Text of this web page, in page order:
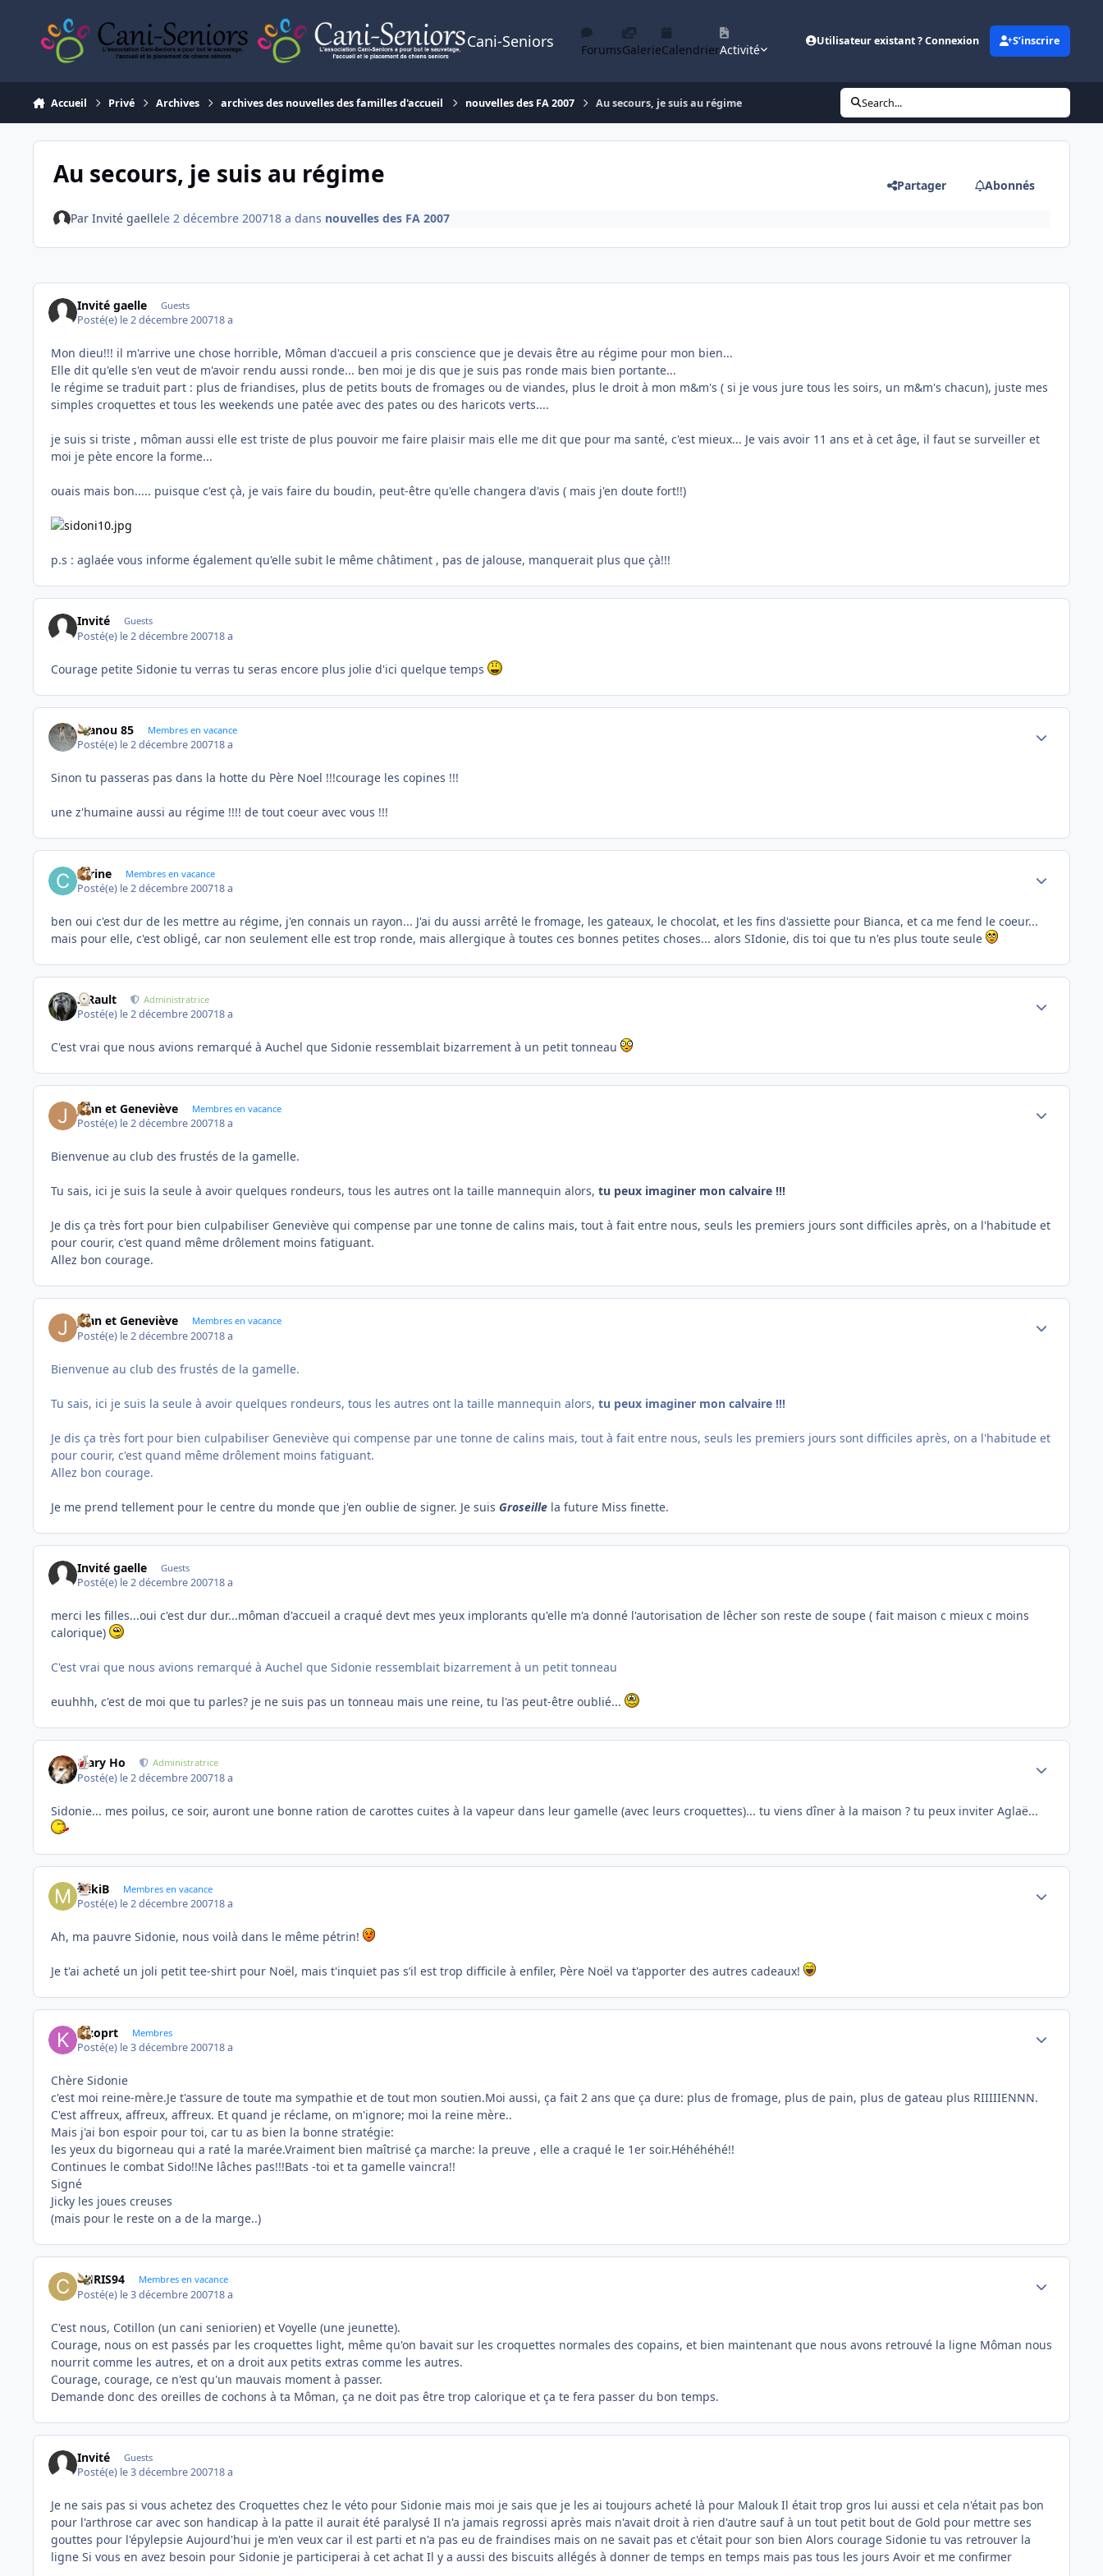
Cani-Seniors ForumsGalerieCalendrierActivité
Utilisateur existant ? Connexion S’inscrire
Accueil Privé Archives archives des nouvelles des familles d'accueil nouvelles des FA 2007 Au secours, je suis au régime Search...
Au secours, je suis au régime Partager Abonnés
Par Invité gaellele 2 décembre 200718 a dans nouvelles des FA 2007
Invité gaelle Guests
Posté(e) le 2 décembre 200718 a
Mon dieu!!! il m'arrive une chose horrible, Môman d'accueil a pris conscience que je devais être au régime pour mon bien...
Elle dit qu'elle s'en veut de m'avoir rendu aussi ronde... ben moi je dis que je suis pas ronde mais bien portante...
le régime se traduit part : plus de friandises, plus de petits bouts de fromages ou de viandes, plus le droit à mon m&m's ( si je vous jure tous les soirs, un m&m's chacun), juste mes
simples croquettes et tous les weekends une patée avec des pates ou des haricots verts....
je suis si triste , môman aussi elle est triste de plus pouvoir me faire plaisir mais elle me dit que pour ma santé, c'est mieux... Je vais avoir 11 ans et à cet âge, il faut se surveiller et
moi je pète encore la forme...
ouais mais bon..... puisque c'est çà, je vais faire du boudin, peut-être qu'elle changera d'avis ( mais j'en doute fort!!)
p.s : aglaée vous informe également qu'elle subit le même châtiment , pas de jalouse, manquerait plus que çà!!!
Invité Guests
Posté(e) le 2 décembre 200718 a
Courage petite Sidonie tu verras tu seras encore plus jolie d'ici quelque temps
manou 85 Membres en vacance
Posté(e) le 2 décembre 200718 a
Sinon tu passeras pas dans la hotte du Père Noel !!!courage les copines !!!
une z'humaine aussi au régime !!!! de tout coeur avec vous !!!
carine Membres en vacance
Posté(e) le 2 décembre 200718 a
ben oui c'est dur de les mettre au régime, j'en connais un rayon... J'ai du aussi arrêté le fromage, les gateaux, le chocolat, et les fins d'assiette pour Bianca, et ca me fend le coeur...
mais pour elle, c'est obligé, car non seulement elle est trop ronde, mais allergique à toutes ces bonnes petites choses... alors SIdonie, dis toi que tu n'es plus toute seule
S.Rault Administratrice
Posté(e) le 2 décembre 200718 a
C'est vrai que nous avions remarqué à Auchel que Sidonie ressemblait bizarrement à un petit tonneau
Jean et Geneviève Membres en vacance
Posté(e) le 2 décembre 200718 a
Bienvenue au club des frustés de la gamelle.
Tu sais, ici je suis la seule à avoir quelques rondeurs, tous les autres ont la taille mannequin alors, tu peux imaginer mon calvaire !!!
Je dis ça très fort pour bien culpabiliser Geneviève qui compense par une tonne de calins mais, tout à fait entre nous, seuls les premiers jours sont difficiles après, on a l'habitude et
pour courir, c'est quand même drôlement moins fatiguant.
Allez bon courage.
Jean et Geneviève Membres en vacance
Posté(e) le 2 décembre 200718 a
Bienvenue au club des frustés de la gamelle.
Tu sais, ici je suis la seule à avoir quelques rondeurs, tous les autres ont la taille mannequin alors, tu peux imaginer mon calvaire !!!
Je dis ça très fort pour bien culpabiliser Geneviève qui compense par une tonne de calins mais, tout à fait entre nous, seuls les premiers jours sont difficiles après, on a l'habitude et
pour courir, c'est quand même drôlement moins fatiguant.
Allez bon courage.
Je me prend tellement pour le centre du monde que j'en oublie de signer. Je suis Groseille la future Miss finette.
Invité gaelle Guests
Posté(e) le 2 décembre 200718 a
merci les filles...oui c'est dur dur...môman d'accueil a craqué devt mes yeux implorants qu'elle m'a donné l'autorisation de lêcher son reste de soupe ( fait maison c mieux c moins
calorique)
C'est vrai que nous avions remarqué à Auchel que Sidonie ressemblait bizarrement à un petit tonneau
euuhhh, c'est de moi que tu parles? je ne suis pas un tonneau mais une reine, tu l'as peut-être oublié...
Mary Ho Administratrice
Posté(e) le 2 décembre 200718 a
Sidonie... mes poilus, ce soir, auront une bonne ration de carottes cuites à la vapeur dans leur gamelle (avec leurs croquettes)... tu viens dîner à la maison ? tu peux inviter Aglaë...
MikiB Membres en vacance
Posté(e) le 2 décembre 200718 a
Ah, ma pauvre Sidonie, nous voilà dans le même pétrin!
Je t'ai acheté un joli petit tee-shirt pour Noël, mais t'inquiet pas s’il est trop difficile à enfiler, Père Noël va t'apporter des autres cadeaux!
kizoprt Membres
Posté(e) le 3 décembre 200718 a
Chère Sidonie
c'est moi reine-mère.Je t'assure de toute ma sympathie et de tout mon soutien.Moi aussi, ça fait 2 ans que ça dure: plus de fromage, plus de pain, plus de gateau plus RIIIIIENNN.
C'est affreux, affreux, affreux. Et quand je réclame, on m'ignore; moi la reine mère..
Mais j'ai bon espoir pour toi, car tu as bien la bonne stratégie:
les yeux du bigorneau qui a raté la marée.Vraiment bien maîtrisé ça marche: la preuve , elle a craqué le 1er soir.Héhéhéhé!!
Continues le combat Sido!!Ne lâches pas!!!Bats -toi et ta gamelle vaincra!!
Signé
Jicky les joues creuses
(mais pour le reste on a de la marge..)
CHRIS94 Membres en vacance
Posté(e) le 3 décembre 200718 a
C'est nous, Cotillon (un cani seniorien) et Voyelle (une jeunette).
Courage, nous on est passés par les croquettes light, même qu'on bavait sur les croquettes normales des copains, et bien maintenant que nous avons retrouvé la ligne Môman nous
nourrit comme les autres, et on a droit aux petits extras comme les autres.
Courage, courage, ce n'est qu'un mauvais moment à passer.
Demande donc des oreilles de cochons à ta Môman, ça ne doit pas être trop calorique et ça te fera passer du bon temps.
Invité Guests
Posté(e) le 3 décembre 200718 a
Je ne sais pas si vous achetez des Croquettes chez le véto pour Sidonie mais moi je sais que je les ai toujours acheté là pour Malouk Il était trop gros lui aussi et cela n'était pas bon
pour l'arthrose car avec son handicap à la patte il aurait été paralysé Il n'a jamais regrossi après mais n'avait droit à rien d'autre sauf à un tout petit bout de Gold pour mettre ses
gouttes pour l'épylepsie Aujourd'hui je m'en veux car il est parti et n'a pas eu de fraindises mais on ne savait pas et c'était pour son bien Alors courage Sidonie tu vas retrouver la
ligne Si vous en avez besoin pour Sidonie je participerai à cet achat Il y a aussi des biscuits allégés à donner de temps en temps mais pas tous les jours Avoir et me confirmer